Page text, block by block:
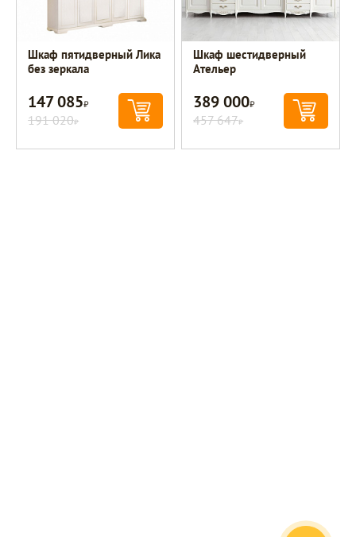
Шкаф пятидверный Лика
без зеркала
147 085Р
191 020Р
Шкаф шестидверный
Ательер
389 000Р
457 647Р